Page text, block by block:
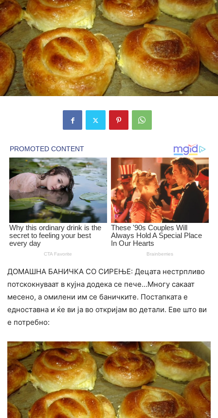
ДОМАШНА БАНИЧКА СО СИРЕЊЕ: Децата нестрпливо
потскокнуваат в кујна додека се пече…Многу сакаат
месено, а омилени им се баничките. Постапката е
едноставна и ќе ви ја во откријам во детали. Еве што ви
е потребно: